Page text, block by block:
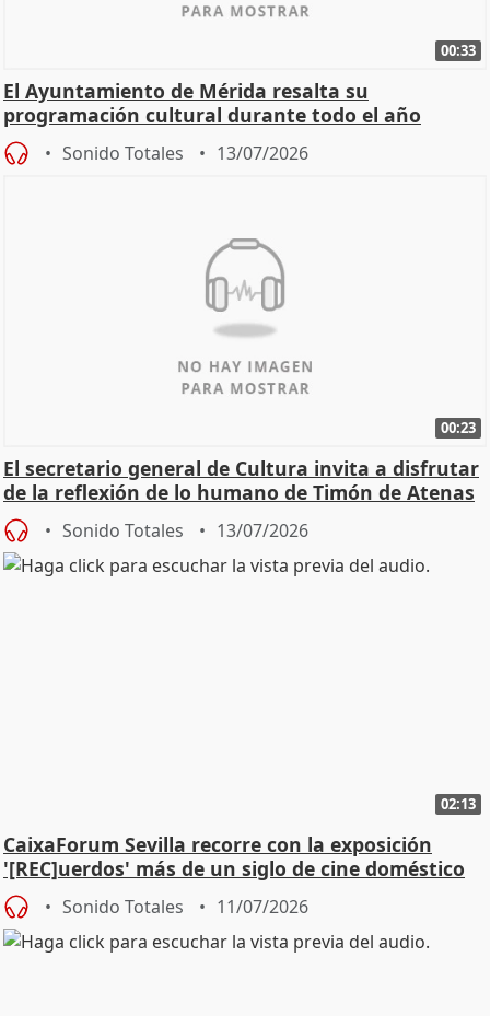
00:33
El Ayuntamiento de Mérida resalta su
programación cultural durante todo el año
Sonido Totales 13/07/2026
00:23
El secretario general de Cultura invita a disfrutar
de la reflexión de lo humano de Timón de Atenas
Sonido Totales 13/07/2026
02:13
CaixaForum Sevilla recorre con la exposición
'[REC]uerdos' más de un siglo de cine doméstico
Sonido Totales 11/07/2026